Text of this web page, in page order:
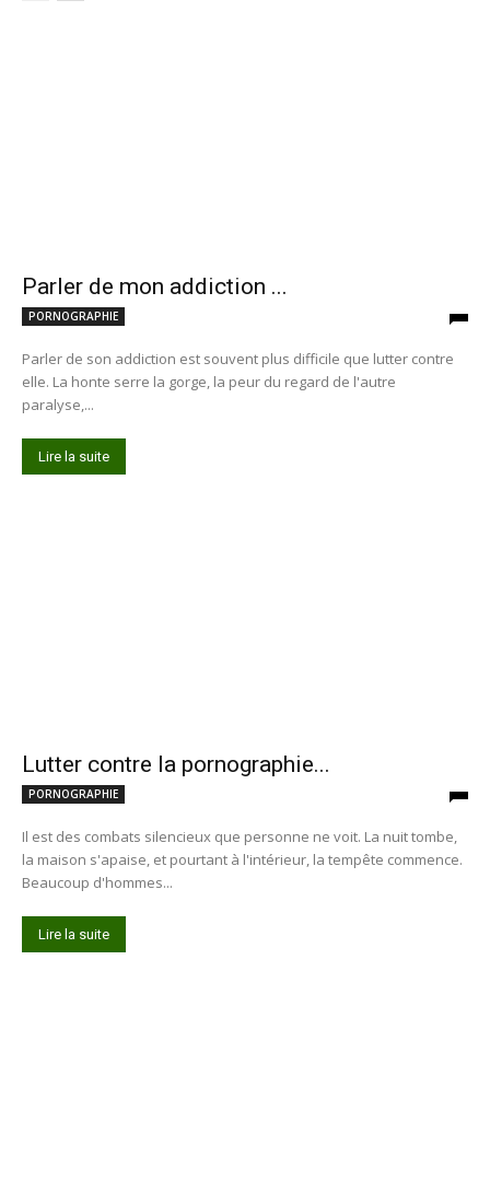
Parler de mon addiction ...
PORNOGRAPHIE
Parler de son addiction est souvent plus difficile que lutter contre
elle. La honte serre la gorge, la peur du regard de l'autre
paralyse,...
Lire la suite
Lutter contre la pornographie...
PORNOGRAPHIE
Il est des combats silencieux que personne ne voit. La nuit tombe,
la maison s'apaise, et pourtant à l'intérieur, la tempête commence.
Beaucoup d'hommes...
Lire la suite